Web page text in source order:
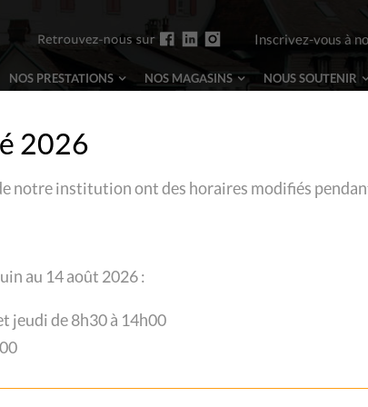
Inscrivez-vous à
NOS PRESTATIONS NOS MAGASINS NOUSSOUTENIR
2026
notre institution ont des horaires modifiés
au 14 août 2026 :
jeudi de 8h30 à 14h00